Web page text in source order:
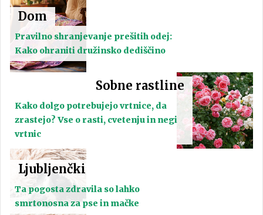
Dom
Pravilno shranjevanje prešitih odej:
Kako ohraniti družinsko dediščino
Sobne rastline
Kako dolgo potrebujejo vrtnice, da
zrastejo? Vse o rasti, cvetenju in negi
vrtnic
Ljubljenčki
Ta pogosta zdravila so lahko
smrtonosna za pse in mačke